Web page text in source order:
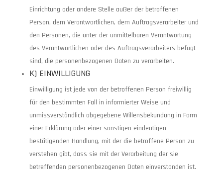
Einrichtung oder andere Stelle außer der betroffenen
Person, dem Verantwortlichen, dem Auftragsverarbeiter und
den Personen, die unter der unmittelbaren Verantwortung
des Verantwortlichen oder des Auftragsverarbeiters befugt
sind, die personenbezogenen Daten zu verarbeiten.
K) EINWILLIGUNG
Einwilligung ist jede von der betroffenen Person freiwillig
für den bestimmten Fall in informierter Weise und
unmissverständlich abgegebene Willensbekundung in Form
einer Erklärung oder einer sonstigen eindeutigen
bestätigenden Handlung, mit der die betroffene Person zu
verstehen gibt, dass sie mit der Verarbeitung der sie
betreffenden personenbezogenen Daten einverstanden ist.